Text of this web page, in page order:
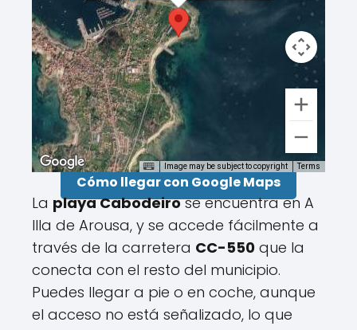
Image may be subject to copyright Terms
Cómo llegar con Google Maps
La playa Cabodeirose encuentra en A
Illa de Arousa, y se accede fácilmente a
través de la carretera CC-550 que la
conecta con el resto del municipio.
Puedes llegar a pie o en coche, aunque
el acceso no está señalizado, lo que